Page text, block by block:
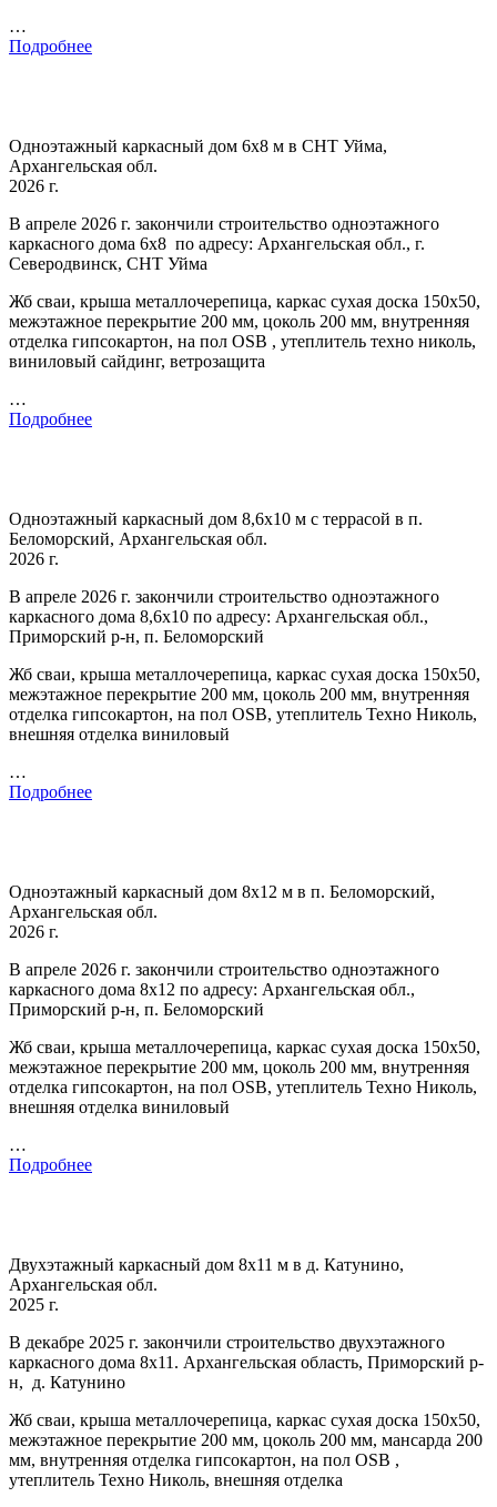
…
Подробнее
Одноэтажный каркасный дом 6х8 м в СНТ Уйма,
Архангельская обл.
2026 г.
В апреле 2026 г. закончили строительство одноэтажного
каркасного дома 6х8 по адресу: Архангельская обл., г.
Северодвинск, СНТ Уйма
Жб сваи, крыша металлочерепица, каркас сухая доска 150х50,
межэтажное перекрытие 200 мм, цоколь 200 мм, внутренняя
отделка гипсокартон, на пол OSB , утеплитель техно николь,
виниловый сайдинг, ветрозащита
…
Подробнее
Одноэтажный каркасный дом 8,6х10 м с террасой в п.
Беломорский, Архангельская обл.
2026 г.
В апреле 2026 г. закончили строительство одноэтажного
каркасного дома 8,6х10 по адресу: Архангельская обл.,
Приморский р-н, п. Беломорский
Жб сваи, крыша металлочерепица, каркас сухая доска 150х50,
межэтажное перекрытие 200 мм, цоколь 200 мм, внутренняя
отделка гипсокартон, на пол OSB, утеплитель Техно Николь,
внешняя отделка виниловый
…
Подробнее
Одноэтажный каркасный дом 8х12 м в п. Беломорский,
Архангельская обл.
2026 г.
В апреле 2026 г. закончили строительство одноэтажного
каркасного дома 8х12 по адресу: Архангельская обл.,
Приморский р-н, п. Беломорский
Жб сваи, крыша металлочерепица, каркас сухая доска 150х50,
межэтажное перекрытие 200 мм, цоколь 200 мм, внутренняя
отделка гипсокартон, на пол OSB, утеплитель Техно Николь,
внешняя отделка виниловый
…
Подробнее
Двухэтажный каркасный дом 8х11 м в д. Катунино,
Архангельская обл.
2025 г.
В декабре 2025 г. закончили строительство двухэтажного
каркасного дома 8х11. Архангельская область, Приморский р-
н, д. Катунино
Жб сваи, крыша металлочерепица, каркас сухая доска 150х50,
межэтажное перекрытие 200 мм, цоколь 200 мм, мансарда 200
мм, внутренняя отделка гипсокартон, на пол OSB ,
утеплитель Техно Николь, внешняя отделка